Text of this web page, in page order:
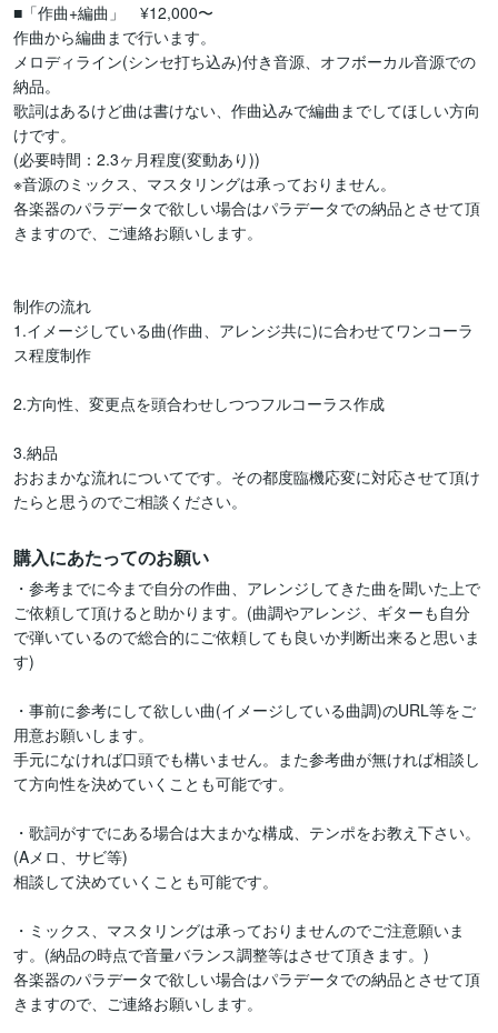
■「作曲+編曲」　¥12,000〜
作曲から編曲まで行います。
メロディライン(シンセ打ち込み)付き音源、オフボーカル音源での
納品。
歌詞はあるけど曲は書けない、作曲込みで編曲までしてほしい方向
けです。
(必要時間：2.3ヶ月程度(変動あり))
※音源のミックス、マスタリングは承っておりません。
各楽器のパラデータで欲しい場合はパラデータでの納品とさせて頂
きますので、ご連絡お願いします。
制作の流れ
1.イメージしている曲(作曲、アレンジ共に)に合わせてワンコーラ
ス程度制作
2.方向性、変更点を頭合わせしつつフルコーラス作成
3.納品
おおまかな流れについてです。その都度臨機応変に対応させて頂け
たらと思うのでご相談ください。
購入にあたってのお願い
・参考までに今まで自分の作曲、アレンジしてきた曲を聞いた上で
ご依頼して頂けると助かります。(曲調やアレンジ、ギターも自分
で弾いているので総合的にご依頼しても良いか判断出来ると思いま
す)
・事前に参考にして欲しい曲(イメージしている曲調)のURL等をご
用意お願いします。
手元になければ口頭でも構いません。また参考曲が無ければ相談し
て方向性を決めていくことも可能です。
・歌詞がすでにある場合は大まかな構成、テンポをお教え下さい。
(Aメロ、サビ等)
相談して決めていくことも可能です。
・ミックス、マスタリングは承っておりませんのでご注意願いま
す。(納品の時点で音量バランス調整等はさせて頂きます。)
各楽器のパラデータで欲しい場合はパラデータでの納品とさせて頂
きますので、ご連絡お願いします。